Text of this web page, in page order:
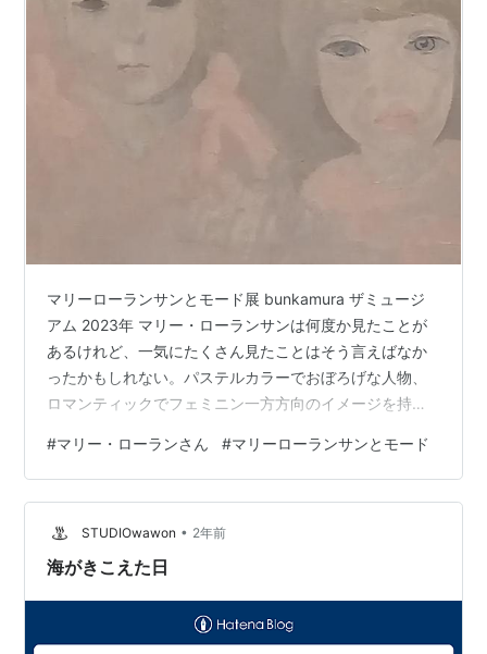
マリーローランサンとモード展 bunkamura ザミュージ
アム 2023年 マリー・ローランサンは何度か見たことが
あるけれど、一気にたくさん見たことはそう言えばなか
ったかもしれない。パステルカラーでおぼろげな人物、
ロマンティックでフェミニン一方方向のイメージを持っ
わった。モダンで洒落ている。当時、ローランサンに肖
像画を描いてもらうことがステイタスになっていたそ
う。当時の軽やかになった新しいインテリアと共に紹介
されていて、そのスタイルにローランサンの軽やかな色
彩がぴたりとはまって人気になるのがよく分かる。新し
#マリー・ローランさん #マリーローランサンとモード
STUDIOwawon • 2年前
海がきこえた日